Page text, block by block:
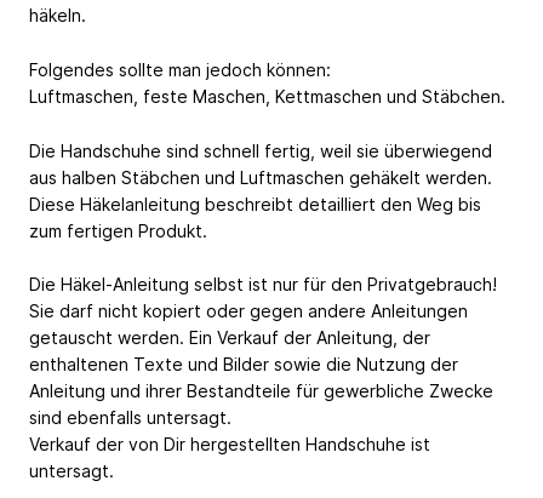
häkeln.
Folgendes sollte man jedoch können:
Luftmaschen, feste Maschen, Kettmaschen und Stäbchen.
Die Handschuhe sind schnell fertig, weil sie überwiegend
aus halben Stäbchen und Luftmaschen gehäkelt werden.
Diese Häkelanleitung beschreibt detailliert den Weg bis
zum fertigen Produkt.
Die Häkel-Anleitung selbst ist nur für den Privatgebrauch!
Sie darf nicht kopiert oder gegen andere Anleitungen
getauscht werden. Ein Verkauf der Anleitung, der
enthaltenen Texte und Bilder sowie die Nutzung der
Anleitung und ihrer Bestandteile für gewerbliche Zwecke
sind ebenfalls untersagt.
Verkauf der von Dir hergestellten Handschuhe ist
untersagt.